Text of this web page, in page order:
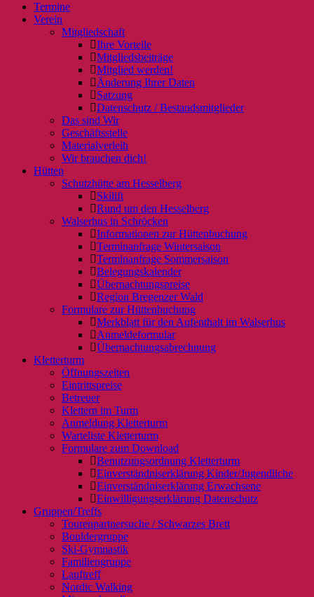
Termine
Verein
Mitgliedschaft
Ihre Vorteile
Mitgliedsbeiträge
Mitglied werden!
Änderung Ihrer Daten
Satzung
Datenschutz / Bestandsmitglieder
Das sind Wir
Geschäftsstelle
Materialverleih
Wir brauchen dich!
Hütten
Schutzhütte am Hesselberg
Skilift
Rund um den Hesselberg
Walserhus in Schröcken
Informationen zur Hüttenbuchung
Terminanfrage Wintersaison
Terminanfrage Sommersaison
Belegungskalender
Übernachtungspreise
Region Bregenzer Wald
Formulare zur Hüttenbuchung
Merkblatt für den Aufenthalt im Walserhus
Anmeldeformular
Übernachtungsabrechnung
Kletterturm
Öffnungszeiten
Eintrittspreise
Betreuer
Klettern im Turm
Anmeldung Kletterturm
Warteliste Kletterturm
Formulare zum Download
Benutzungsordnung Kletterturm
Einverständniserklärung Kinder/Jugendliche
Einverständniserklärung Erwachsene
Einwilligungserklärung Datenschutz
Gruppen/Treffs
Tourenpartnersuche / Schwarzes Brett
Bouldergruppe
Ski-Gymnastik
Familiengruppe
Lauftreff
Nordic Walking